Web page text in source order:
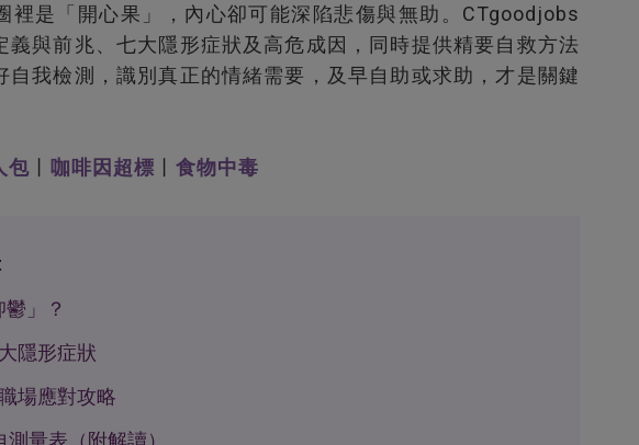
裡是「開心果」，內心卻可能深陷悲傷與無助。CTgoodjobs
義與前兆、七大隱形症狀及高危成因，同時提供精要自救方法
自我檢測，識別真正的情緒需要，及早自助或求助，才是關鍵
包 咖啡因超標 食物中毒
」？
隱形症狀
場應對攻略
量表（附解讀）